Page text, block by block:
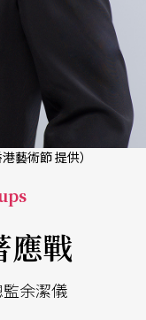
藝術節 提供）
應戰
余潔儀